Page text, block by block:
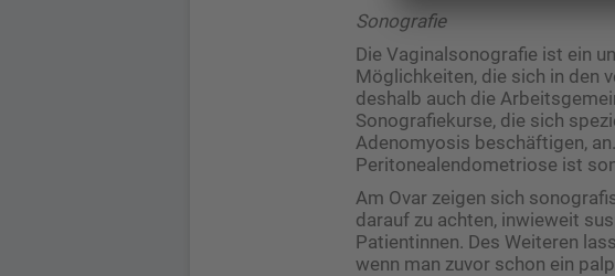
Sonografie
Die Vaginalsonografie ist ein
Möglichkeiten, die sich in den
deshalb auch die
Sonografiekurse, die sich
Adenomyosis beschäftigen,
Peritonealendometriose ist
Am Ovar zeigen sich
darauf zu achten, inwieweit
Patientinnen. Des Weiteren
wenn man zuvor schon ein